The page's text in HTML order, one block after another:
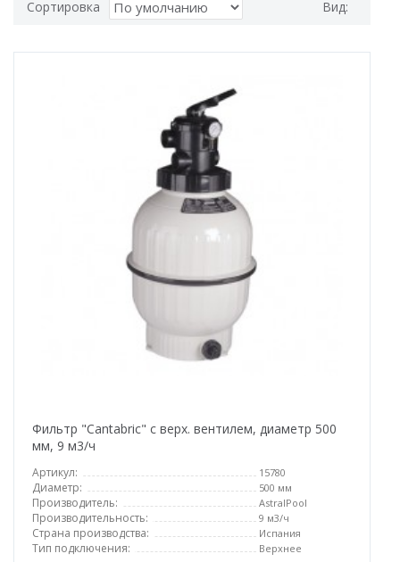
Сортировка Вид:
Фильтр "Cantabric" с верх. вентилем, диаметр 500
мм, 9 м3/ч
Артикул: 15780
Диаметр: 500 мм
Производитель: AstralPool
Производительность: 9 м3/ч
Страна производства: Испания
Тип подключения: Верхнее